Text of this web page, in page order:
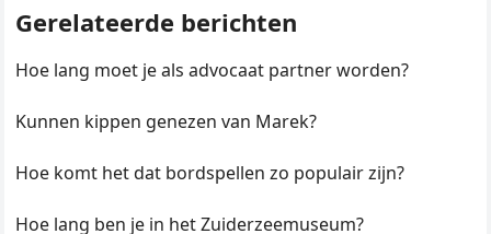
Gerelateerde berichten
Hoe lang moet je als advocaat partner worden?
Kunnen kippen genezen van Marek?
Hoe komt het dat bordspellen zo populair zijn?
Hoe lang ben je in het Zuiderzeemuseum?